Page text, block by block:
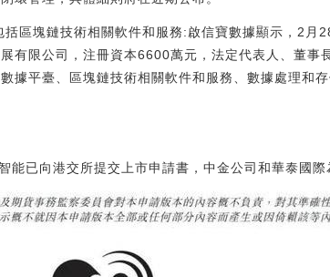
區塊鏈技術相關軟件和服務:啟信寶數據顯示，2月
有限公司，注冊資本6600萬元，法定代表人、董事
據平臺、區塊鏈技術相關軟件和服務、數據處理和
能已向港交所提交上市申請書，中金公司和華泰國際